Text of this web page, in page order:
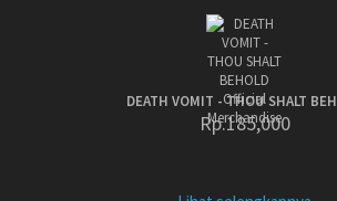
DEATH VOMIT - THOU SHALT
Rp.185,000